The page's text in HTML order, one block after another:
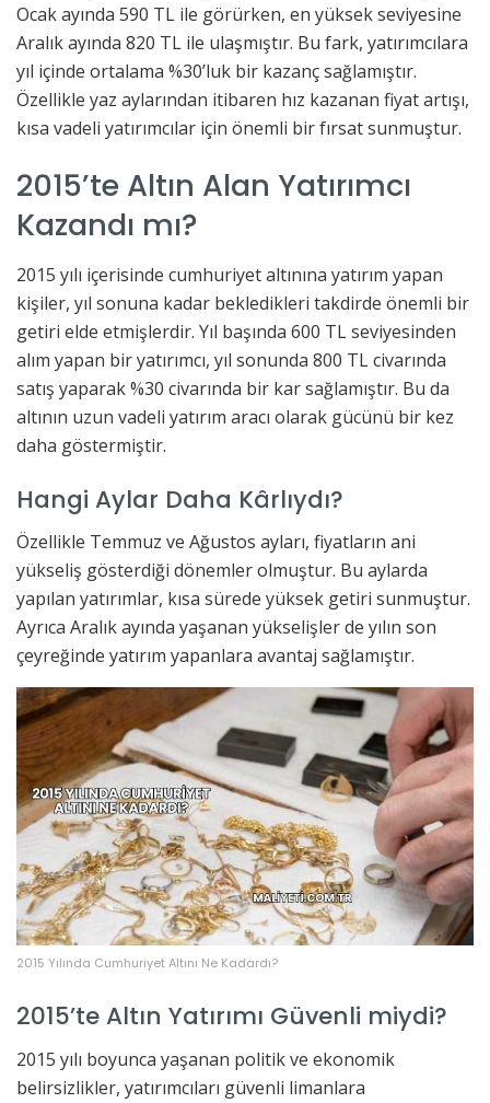
Ocak ayında 590 TL ile görürken, en yüksek seviyesine
Aralık ayında 820 TL ile ulaşmıştır. Bu fark, yatırımcılara
yıl içinde ortalama %30’luk bir kazanç sağlamıştır.
Özellikle yaz aylarından itibaren hız kazanan fiyat artışı,
kısa vadeli yatırımcılar için önemli bir fırsat sunmuştur.
2015’te Altın Alan Yatırımcı
Kazandı mı?
2015 yılı içerisinde cumhuriyet altınına yatırım yapan
kişiler, yıl sonuna kadar bekledikleri takdirde önemli bir
getiri elde etmişlerdir. Yıl başında 600 TL seviyesinden
alım yapan bir yatırımcı, yıl sonunda 800 TL civarında
satış yaparak %30 civarında bir kar sağlamıştır. Bu da
altının uzun vadeli yatırım aracı olarak gücünü bir kez
daha göstermiştir.
Hangi Aylar Daha Kârlıydı?
Özellikle Temmuz ve Ağustos ayları, fiyatların ani
yükseliş gösterdiği dönemler olmuştur. Bu aylarda
yapılan yatırımlar, kısa sürede yüksek getiri sunmuştur.
Ayrıca Aralık ayında yaşanan yükselişler de yılın son
çeyreğinde yatırım yapanlara avantaj sağlamıştır.
2015 Yılında Cumhuriyet Altını Ne Kadardı?
2015’te Altın Yatırımı Güvenli miydi?
2015 yılı boyunca yaşanan politik ve ekonomik
belirsizlikler, yatırımcıları güvenli limanlara